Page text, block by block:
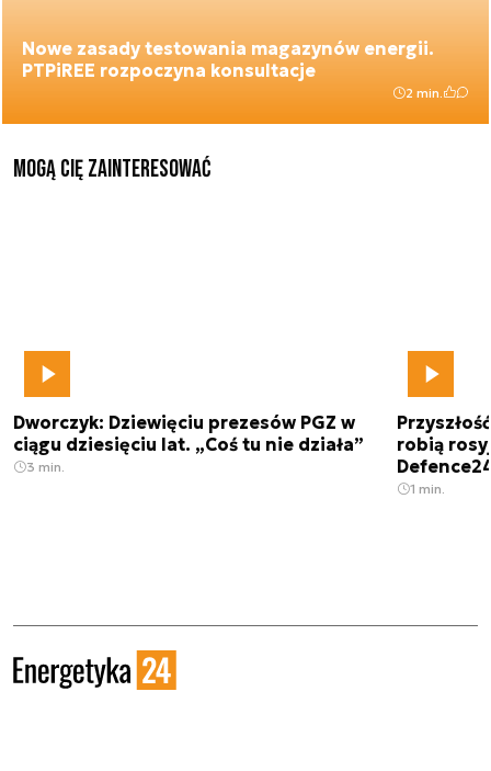
Nowe zasady testowania magazynów energii.
PTPiREE rozpoczyna konsultacje
2 min.
Mogą Cię zainteresować
Dworczyk: Dziewięciu prezesów PGZ w
ciągu dziesięciu lat. „Coś tu nie działa”
3 min.
robią
1 min.